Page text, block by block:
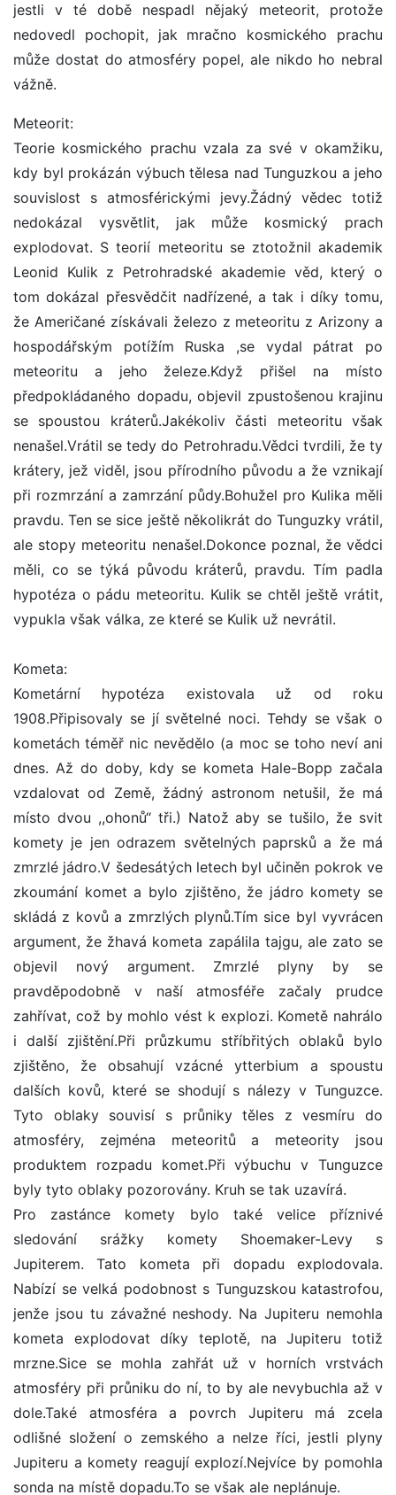
jestli v té době nespadl nějaký meteorit, protože
nedovedl pochopit, jak mračno kosmického prachu
může dostat do atmosféry popel, ale nikdo ho nebral
vážně.
Meteorit:
Teorie kosmického prachu vzala za své v okamžiku,
kdy byl prokázán výbuch tělesa nad Tunguzkou a jeho
souvislost s atmosférickými jevy.Žádný vědec totiž
nedokázal vysvětlit, jak může kosmický prach
explodovat. S teorií meteoritu se ztotožnil akademik
Leonid Kulik z Petrohradské akademie věd, který o
tom dokázal přesvědčit nadřízené, a tak i díky tomu,
že Američané získávali železo z meteoritu z Arizony a
hospodářským potížím Ruska ,se vydal pátrat po
meteoritu a jeho železe.Když přišel na místo
předpokládaného dopadu, objevil zpustošenou krajinu
se spoustou kráterů.Jakékoliv části meteoritu však
nenašel.Vrátil se tedy do Petrohradu.Vědci tvrdili, že ty
krátery, jež viděl, jsou přírodního původu a že vznikají
při rozmrzání a zamrzání půdy.Bohužel pro Kulika měli
pravdu. Ten se sice ještě několikrát do Tunguzky vrátil,
ale stopy meteoritu nenašel.Dokonce poznal, že vědci
měli, co se týká původu kráterů, pravdu. Tím padla
hypotéza o pádu meteoritu. Kulik se chtěl ještě vrátit,
vypukla však válka, ze které se Kulik už nevrátil.
Kometa:
Kometární hypotéza existovala už od roku
1908.Připisovaly se jí světelné noci. Tehdy se však o
kometách téměř nic nevědělo (a moc se toho neví ani
dnes. Až do doby, kdy se kometa Hale-Bopp začala
vzdalovat od Země, žádný astronom netušil, že má
místo dvou ,,ohonů“ tři.) Natož aby se tušilo, že svit
komety je jen odrazem světelných paprsků a že má
zmrzlé jádro.V šedesátých letech byl učiněn pokrok ve
zkoumání komet a bylo zjištěno, že jádro komety se
skládá z kovů a zmrzlých plynů.Tím sice byl vyvrácen
argument, že žhavá kometa zapálila tajgu, ale zato se
objevil nový argument. Zmrzlé plyny by se
pravděpodobně v naší atmosféře začaly prudce
zahřívat, což by mohlo vést k explozi. Kometě nahrálo
i další zjištění.Při průzkumu stříbřitých oblaků bylo
zjištěno, že obsahují vzácné ytterbium a spoustu
dalších kovů, které se shodují s nálezy v Tunguzce.
Tyto oblaky souvisí s průniky těles z vesmíru do
atmosféry, zejména meteoritů a meteority jsou
produktem rozpadu komet.Při výbuchu v Tunguzce
byly tyto oblaky pozorovány. Kruh se tak uzavírá.
Pro zastánce komety bylo také velice příznivé
sledování srážky komety Shoemaker-Levy s
Jupiterem. Tato kometa při dopadu explodovala.
Nabízí se velká podobnost s Tunguzskou katastrofou,
jenže jsou tu závažné neshody. Na Jupiteru nemohla
kometa explodovat díky teplotě, na Jupiteru totiž
mrzne.Sice se mohla zahřát už v horních vrstvách
atmosféry při průniku do ní, to by ale nevybuchla až v
dole.Také atmosféra a povrch Jupiteru má zcela
odlišné složení o zemského a nelze říci, jestli plyny
Jupiteru a komety reagují explozí.Nejvíce by pomohla
sonda na místě dopadu.To se však ale neplánuje.